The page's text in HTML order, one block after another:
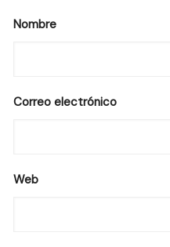
Nombre
Correo electrónico
Web